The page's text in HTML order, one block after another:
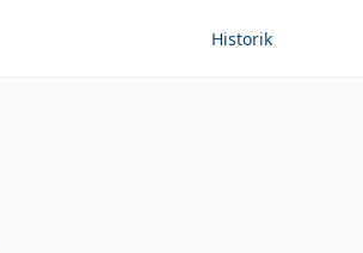
Historik